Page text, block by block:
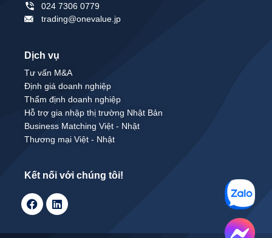
024 7306 0779
trading@onevalue.jp
Dịch vụ
Tư vấn M&A
Định giá doanh nghiệp
Thẩm định doanh nghiệp
Hỗ trợ gia nhập thị trường Nhật Bản
Business Matching Việt - Nhật
Thương mại Việt - Nhật
Kết nối với chúng tôi!